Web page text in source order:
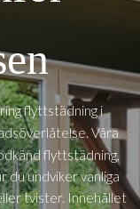
flyttstädning i
Våra
flyttstädning,
du undviker vanliga
tvister. Innehållet